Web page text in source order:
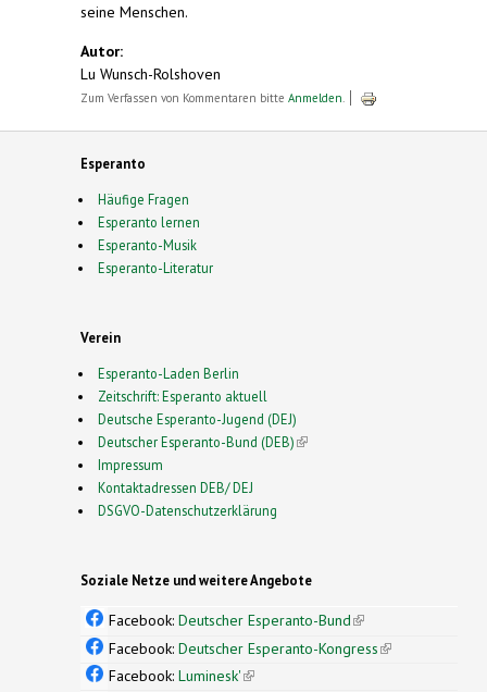
seine Menschen.
Autor:
Lu Wunsch-Rolshoven
Zum Verfassen von Kommentaren bitte Anmelden
Esperanto
Häufige Fragen
Esperanto lernen
Esperanto-Musik
Esperanto-Literatur
Verein
Esperanto-Laden Berlin
Zeitschrift: Esperanto aktuell
Deutsche Esperanto-Jugend (DEJ)
Deutscher Esperanto-Bund (DEB)(link is external)
Impressum
Kontaktadressen DEB/ DEJ
DSGVO-Datenschutzerklärung
Soziale Netze und weitere Angebote
Facebook: Deutscher Esperanto-Bund(link is
external)
Facebook: Deutscher Esperanto-Kongress(link is
Facebook: Luminesk'(link is external)